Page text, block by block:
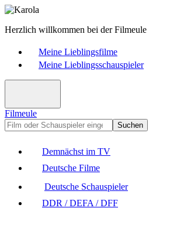
Herzlich willkommen bei der Filmeule
Meine Lieblingsfilme
Meine Lieblingsschauspieler
Filmeule
Suchen
Demnächst im TV
Deutsche Filme
Deutsche Schauspieler
DDR / DEFA / DFF